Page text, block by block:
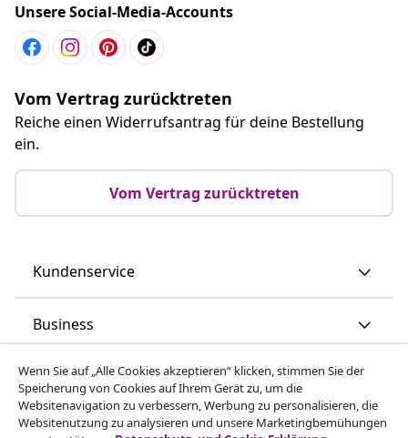
Unsere Social-Media-Accounts
Vom Vertrag zurücktreten
Reiche einen Widerrufsantrag für deine Bestellung
ein.
Vom Vertrag zurücktreten
Kundenservice
Business
vidaXL
Mehr entdecken
Wenn Sie auf „Alle Cookies akzeptieren“ klicken, stimmen Sie der
Speicherung von Cookies auf Ihrem Gerät zu, um die
Websitenavigation zu verbessern, Werbung zu personalisieren, die
Websitenutzung zu analysieren und unsere Marketingbemühungen